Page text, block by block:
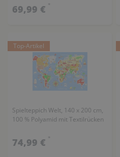
69,99 € *
Top-Artikel
Spielteppich Welt, 140 x 200 cm,
100 % Polyamid mit Textilrücken
74,99 € *